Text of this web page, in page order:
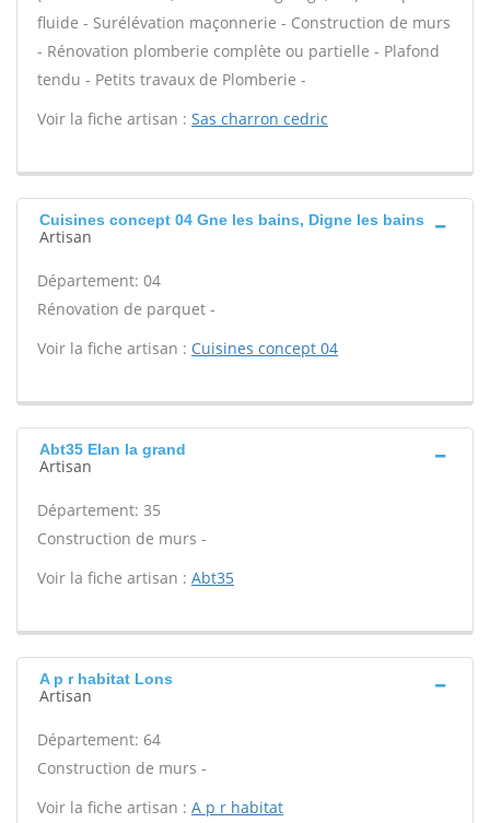
fluide - Surélévation maçonnerie - Construction de murs
- Rénovation plomberie complète ou partielle - Plafond
tendu - Petits travaux de Plomberie -
Voir la fiche artisan : Sas charron cedric
Cuisines concept 04 Gne les bains, Digne les bains
Artisan
Département: 04
Rénovation de parquet -
Voir la fiche artisan : Cuisines concept 04
Abt35 Elan la grand
Artisan
Département: 35
Construction de murs -
Voir la fiche artisan : Abt35
A p r habitat Lons
Artisan
Département: 64
Construction de murs -
Voir la fiche artisan : A p r habitat